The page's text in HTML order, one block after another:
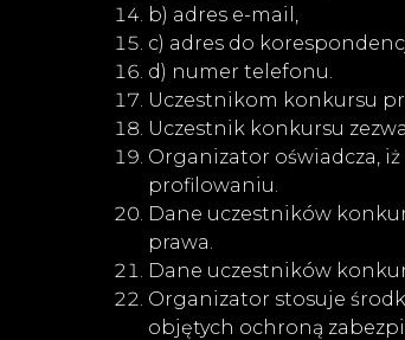
b) adres e-mail,
c) adres do
d) numer telefonu.
Uczestnikom konkursu
Uczestnik konkursu
Organizator oświadcza,
profilowaniu.
Dane uczestników
prawa.
Dane uczestników
Organizator stosuje
objętych ochroną